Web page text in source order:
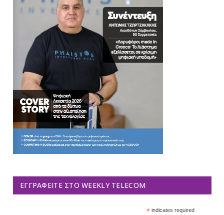
ΕΓΓΡΑΦΕΊΤΕ ΣΤΟ WEEKLY TELECOM
*indicates required